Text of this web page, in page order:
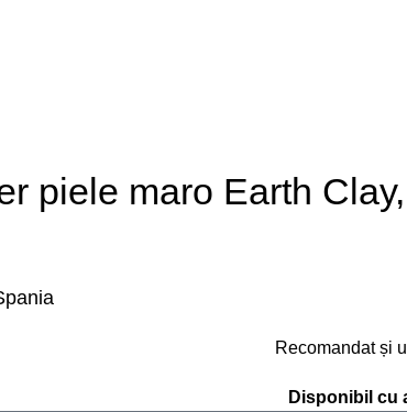
piele maro Earth
Recomandat și
Disponibil cu